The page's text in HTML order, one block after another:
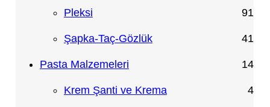
nü
n
r
ü
Pleksi 91
ü
r
Şapka-Taç-Gözlük 41
1
ü
Pasta Malzemeleri 141
4
Krem Şanti ve Krema 44